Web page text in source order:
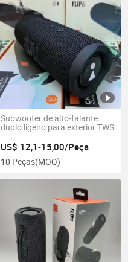
Subwoofer de alto-falante
duplo ligeiro para exterior TWS
US$ 12,1-15,00/Peça
10 Peças(MOQ)